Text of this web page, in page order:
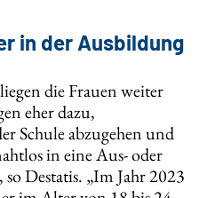
in der Ausbildung
die Frauen weiter
eher dazu,
Schule abzugehen und
in eine Aus- oder
Destatis. „Im Jahr 2023